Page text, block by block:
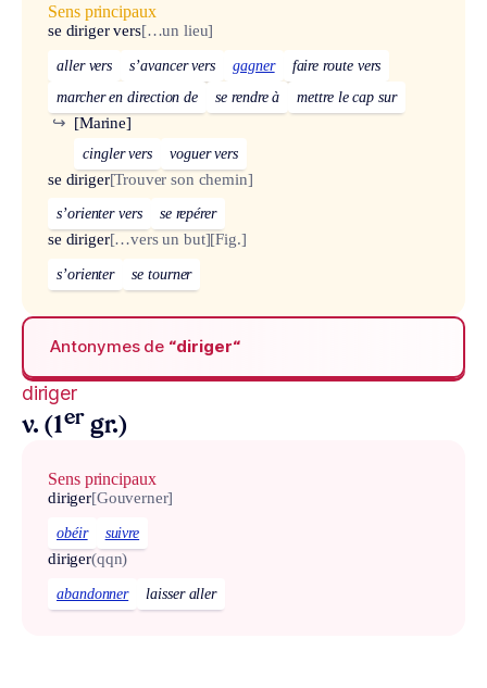
Sens principaux
se diriger vers[…un lieu]
aller vers s’avancer vers gagner
faire route vers
marcher en direction de
se rendre à mettre le cap sur
[Marine]
↪
cingler vers voguer vers
se diriger[Trouver son chemin]
s’orienter vers se repérer
se diriger[…vers un but][Fig.]
s’orienter se tourner
Antonymes de “diriger“
diriger
v. (1er gr.)
Sens principaux
diriger[Gouverner]
obéir suivre
diriger(qqn)
abandonner laisser aller